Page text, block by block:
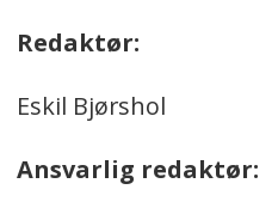
Redaktør:
Eskil Bjørshol
Ansvarlig redaktør: